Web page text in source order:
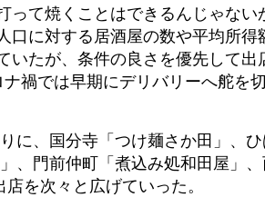
って焼くことはできるんじゃな
に対する居酒屋の数や平均所得
たが、条件の良さを優先して出
禍では早期にデリバリーへ舵を
に、国分寺「つけ麺さか田」、
、門前仲町「煮込み処和田屋」
を次々と広げていった。